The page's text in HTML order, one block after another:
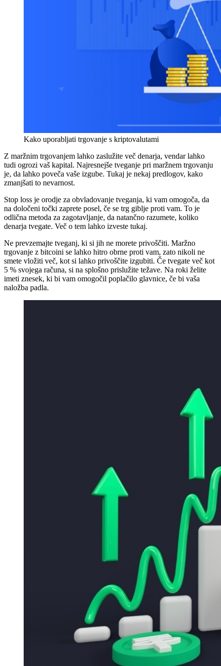
Kako uporabljati trgovanje s kriptovalutami
Z maržnim trgovanjem lahko zaslužite več denarja, vendar lahko
tudi ogrozi vaš kapital. Najresnejše tveganje pri maržnem trgovanju
je, da lahko poveča vaše izgube. Tukaj je nekaj predlogov, kako
zmanjšati to nevarnost.
Stop loss je orodje za obvladovanje tveganja, ki vam omogoča, da
na določeni točki zaprete posel, če se trg giblje proti vam. To je
odlična metoda za zagotavljanje, da natančno razumete, koliko
denarja tvegate. Več o tem lahko izveste tukaj.
Ne prevzemajte tveganj, ki si jih ne morete privoščiti. Maržno
trgovanje z bitcoini se lahko hitro obrne proti vam, zato nikoli ne
smete vložiti več, kot si lahko privoščite izgubiti. Če tvegate več kot
5 % svojega računa, si na splošno prislužite težave. Na roki želite
imeti znesek, ki bi vam omogočil poplačilo glavnice, če bi vaša
naložba padla.